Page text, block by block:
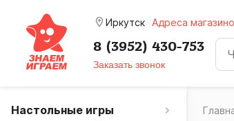
room Иркутск Адреса
8 (3952) 430-753
Заказать звонок
Настольные игры